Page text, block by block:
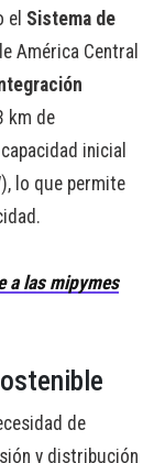
el Sistema de
América Central
km de
inicial
lo que permite
a las mipymes
de
y distribución